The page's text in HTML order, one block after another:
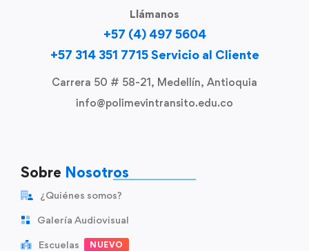
Llámanos
+57 (4) 497 5604
+57 314 351 7715 Servicio al Cliente
Carrera 50 # 58-21, Medellín, Antioquia
info@polimevintransito.edu.co
Sobre Nosotros
¿Quiénes somos?
Galería Audiovisual
Escuelas NUEVO